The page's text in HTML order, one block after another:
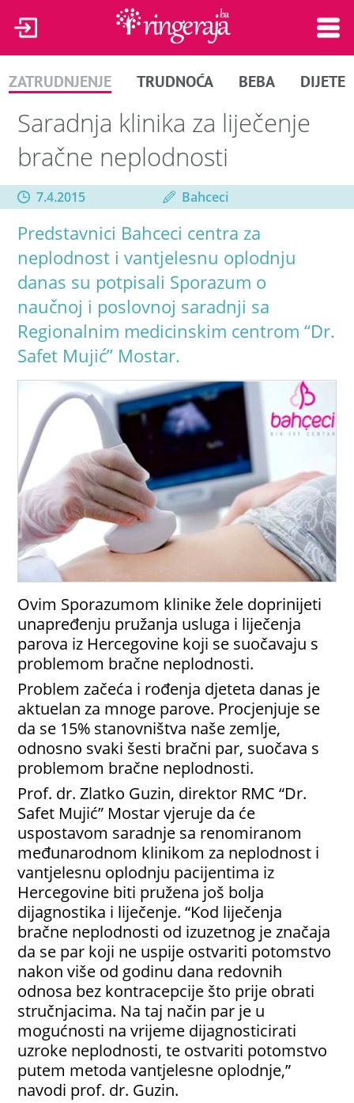
ZATRUDNJENJE TRUDNOĆA BEBA DIJETE
Saradnja klinika za liječenje
bračne neplodnosti
7.4.2015 Bahceci
Predstavnici Bahceci centra za
neplodnost i vantjelesnu oplodnju
danas su potpisali Sporazum o
naučnoj i poslovnoj saradnji sa
Regionalnim medicinskim centrom “Dr.
Safet Mujić” Mostar.
Ovim Sporazumom klinike žele doprinijeti
unapređenju pružanja usluga i liječenja
parova iz Hercegovine koji se suočavaju s
problemom bračne neplodnosti.
Problem začeća i rođenja djeteta danas je
aktuelan za mnoge parove. Procjenjuje se
da se 15% stanovništva naše zemlje,
odnosno svaki šesti bračni par, suočava s
problemom bračne neplodnosti.
Prof. dr. Zlatko Guzin, direktor RMC “Dr.
Safet Mujić” Mostar vjeruje da će
uspostavom saradnje sa renomiranom
međunarodnom klinikom za neplodnost i
vantjelesnu oplodnju pacijentima iz
Hercegovine biti pružena još bolja
dijagnostika i liječenje. “Kod liječenja
bračne neplodnosti od izuzetnog je značaja
da se par koji ne uspije ostvariti potomstvo
nakon više od godinu dana redovnih
odnosa bez kontracepcije što prije obrati
stručnjacima. Na taj način par je u
mogućnosti na vrijeme dijagnosticirati
uzroke neplodnosti, te ostvariti potomstvo
putem metoda vantjelesne oplodnje,”
navodi prof. dr. Guzin.